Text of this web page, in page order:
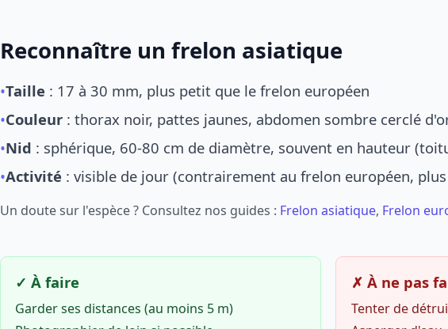
Reconnaître un frelon asiatique
•Taille : 17 à 30 mm, plus petit que le frelon européen
•Couleur : thorax noir, pattes jaunes, abdomen sombre cerclé
•Nid : sphérique, 60-80 cm de diamètre, souvent en hauteur
•Activité : visible de jour (contrairement au frelon européen,
Un doute sur l'espèce ? Consultez nos guides : Frelon asiatique, Frelon
✓ À faire
Garder ses distances (au moins 5 m)
✗ À ne pas
Tenter de